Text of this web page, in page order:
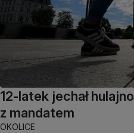
12-latek jechał
z mandatem
OKOLICE